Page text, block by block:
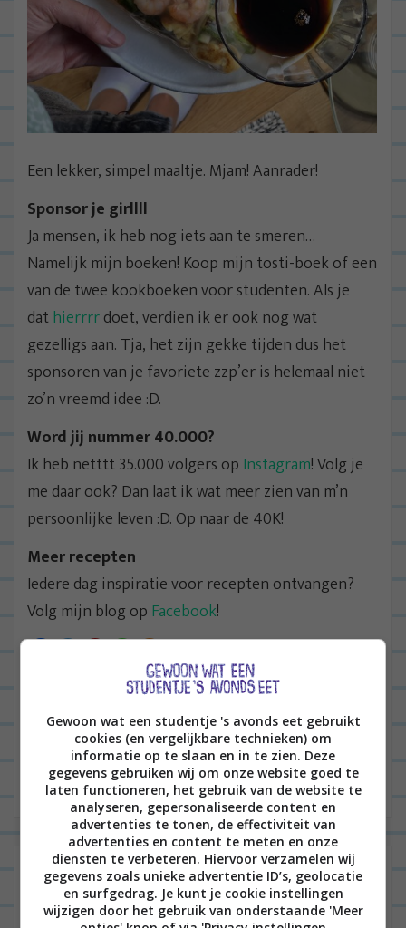
Een lekker, simpel maaltje. Mjam! Aanrader!
Sponsor je girllll
Ja mensen, ik heb nog iets aan te smeren…
Namelijk mijn boeken! Koop mijn tosti-boek of een
van de twee kookboeken voor studenten. Als je
dat hierrrrdoet, verdien ik er ook nog wat
gezelligs aan. Tja, het zijn gekke tijden dus het
sponsoren van je favoriete zzp’er is helemaal niet
zo’n vreemd idee :D.
Word jij nummer 40.000?
Ik heb netttt 35.000 volgers op Instagram! Volg je
me daar ook? Dan laat ik wat meer zien van m’n
persoonlijke leven :D. Op naar de 40K!
Meer recepten
Iedere dag inspiratie voor recepten ontvangen?
Volg mijn blog op Facebook!
VOLGENDE POST
Laat een reactie achter
Het e-mailadres wordt niet gepubliceerd.Vereiste
Gewoon wat een studentje 's avonds eet gebruikt
cookies (en vergelijkbare technieken) om
informatie op te slaan en in te zien. Deze
gegevens gebruiken wij om onze website goed te
laten functioneren, het gebruik van de website te
analyseren, gepersonaliseerde content en
advertenties te tonen, de effectiviteit van
advertenties en content te meten en onze
diensten te verbeteren. Hiervoor verzamelen wij
gegevens zoals unieke advertentie ID’s, geolocatie
en surfgedrag. Je kunt je cookie instellingen
wijzigen door het gebruik van onderstaande 'Meer